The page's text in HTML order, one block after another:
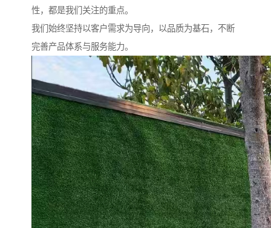
性，都是我们关注的重点。
我们始终坚持以客户需求为导向，以品质为基石，不断
完善产品体系与服务能力。